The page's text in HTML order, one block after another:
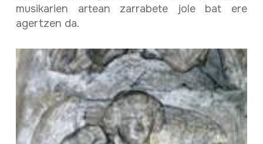
musikarien artean zarrabete jole bat ere
agertzen da.